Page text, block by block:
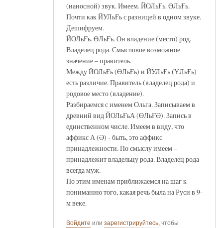
(наносной) звук. Имеем. ЙОЛьҒь. ӨЛьҒь.
Почти как ЙУЛьҒь с разницей в одном звуке.
Дешифруем.
ЙОЛьҒь. ӨЛьҒь. Он владение (место) род.
Владелец рода. Смысловое возможное
значение – правитель.
Между ЙОЛьҒь (ӨЛьҒь) и ЙУЛьҒь (ҮЛьҒь)
есть различие. Правитель (владелец рода) и
родовое место (владение).
Разбираемся с именем Ольга. Записываем в
древний вид ЙОЛьҒьА (ӨЛьҒӘ). Запись в
единственном числе. Имеем в виду, что
аффикс А (Ә) - быть, это аффикс
принадлежности. По смыслу имеем –
принадлежит владельцу рода. Владелец рода
всегда муж.
По этим именам приближаемся на шаг к
пониманию того, какая речь была на Руси в 9-
м веке.
Войдите или зарегистрируйтесь, чтобы